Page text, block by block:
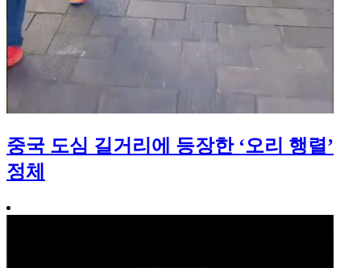
중국 도심 길거리에 등장한 ‘오리 행렬’
정체